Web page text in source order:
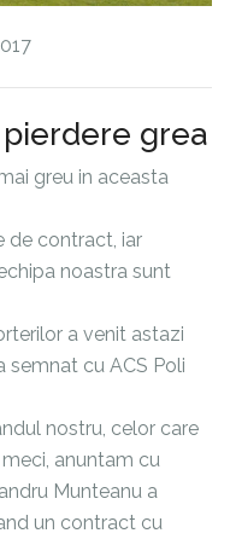
grea
greu in aceasta
de contract, iar
noastra sunt
a venit astazi
semnat cu ACS Poli
nostru, celor care
anuntam cu
Munteanu a
un contract cu